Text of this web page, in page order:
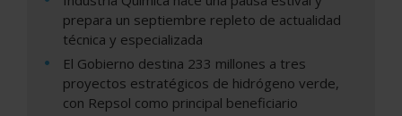
prepara un septiembre repleto de actualidad
técnica y especializada
El Gobierno destina 233 millones a tres
proyectos estratégicos de hidrógeno verde,
con Repsol como principal beneficiario